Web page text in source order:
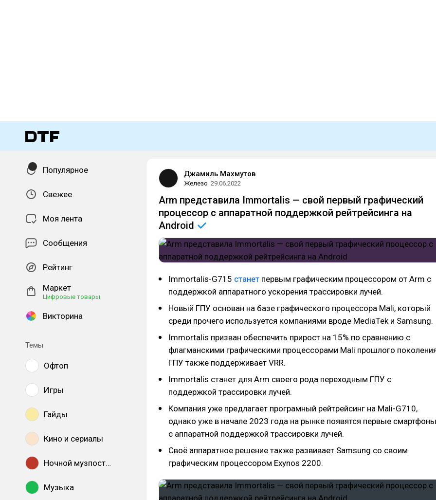
Популярное
Свежее
Моя лента
Сообщения
Рейтинг
Маркет
Цифровые товары
Викторина
Темы
Офтоп
Игры
Гайды
Кино и сериалы
Ночной музпостинг
Музыка
Джамиль Махмутов
Железо 29.06.2022
Arm представила Immortalis — свой первый графический
процессор с аппаратной поддержкой рейтрейсинга на
Android
Immortalis-G715 станет первым графическим процессором от Arm с
поддержкой аппаратного ускорения трассировки лучей.
Новый ГПУ основан на базе графического процессора Mali, который
среди прочего используется компаниями вроде MediaTek и Samsung.
Immortalis призван обеспечить прирост на 15% по сравнению с
флагманскими графическими процессорами Mali прошлого
ГПУ также поддерживает VRR.
Immortalis станет для Arm своего рода переходным ГПУ с
поддержкой трассировки лучей.
Компания уже предлагает програмный рейтрейсинг на Mali-G710,
однако уже в начале 2023 года на рынке появятся первые смартфоны
с аппаратной поддержкой трассировки лучей.
Своё аппаратное решение также развивает Samsung со своим
графическим процессором Exynos 2200.